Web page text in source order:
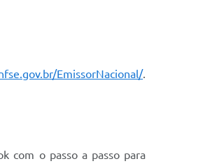
EmissorNacional/.
com o passo a passo para